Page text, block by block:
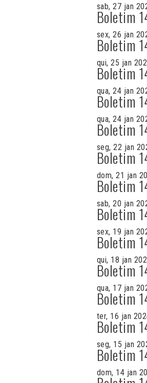
sab, 27 jan
Boletim
sex, 26 jan
Boletim
qui, 25 jan
Boletim
qua, 24 jan
Boletim
qua, 24 jan
Boletim
seg, 22 jan
Boletim
dom, 21 jan
Boletim
sab, 20 jan
Boletim
sex, 19 jan
Boletim
qui, 18 jan
Boletim
qua, 17 jan
Boletim
ter, 16 jan
Boletim
seg, 15 jan
Boletim
dom, 14 jan